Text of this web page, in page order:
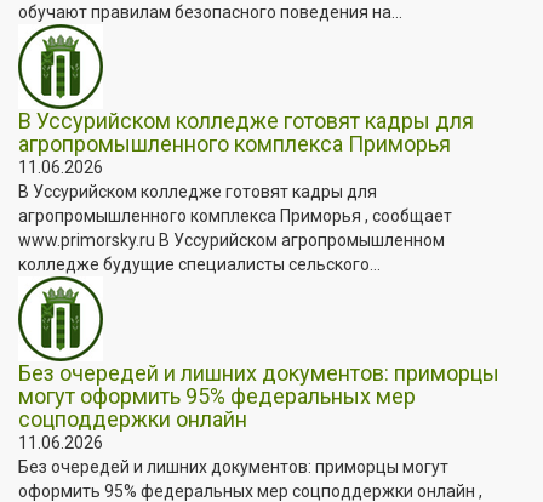
обучают правилам безопасного поведения на...
В Уссурийском колледже готовят кадры для
агропромышленного комплекса Приморья
11.06.2026
В Уссурийском колледже готовят кадры для
агропромышленного комплекса Приморья , сообщает
www.primorsky.ru В Уссурийском агропромышленном
колледже будущие специалисты сельского...
Без очередей и лишних документов: приморцы
могут оформить 95% федеральных мер
соцподдержки онлайн
11.06.2026
Без очередей и лишних документов: приморцы могут
оформить 95% федеральных мер соцподдержки онлайн ,